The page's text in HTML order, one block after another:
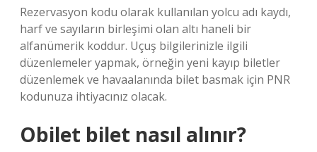
Rezervasyon kodu olarak kullanılan yolcu adı kaydı,
harf ve sayıların birleşimi olan altı haneli bir
alfanümerik koddur. Uçuş bilgilerinizle ilgili
düzenlemeler yapmak, örneğin yeni kayıp biletler
düzenlemek ve havaalanında bilet basmak için PNR
kodunuza ihtiyacınız olacak.
Obilet bilet nasıl alınır?